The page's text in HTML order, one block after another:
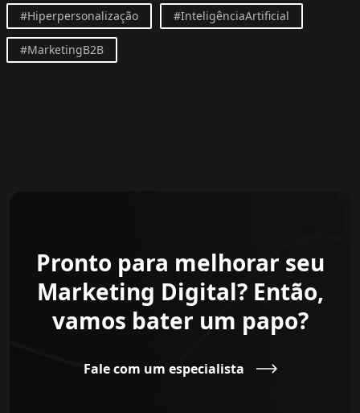
#Hiperpersonalização #InteligênciaArtificial
#MarketingB2B
Pronto para melhorar seu
Marketing Digital? Então,
vamos bater um papo?
Fale com um especialista